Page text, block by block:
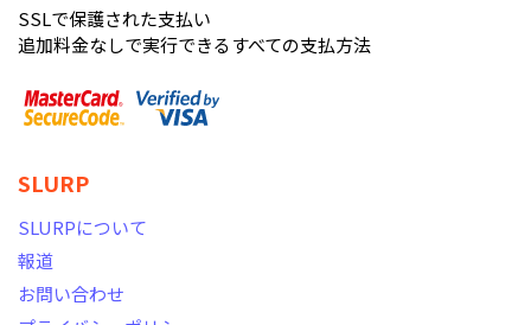
SSLで保護された支払い
追加料金なしで実行できるすべての支払方法
SLURP
SLURPについて
報道
お問い合わせ